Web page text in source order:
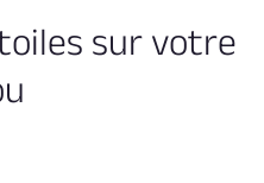
sur votre